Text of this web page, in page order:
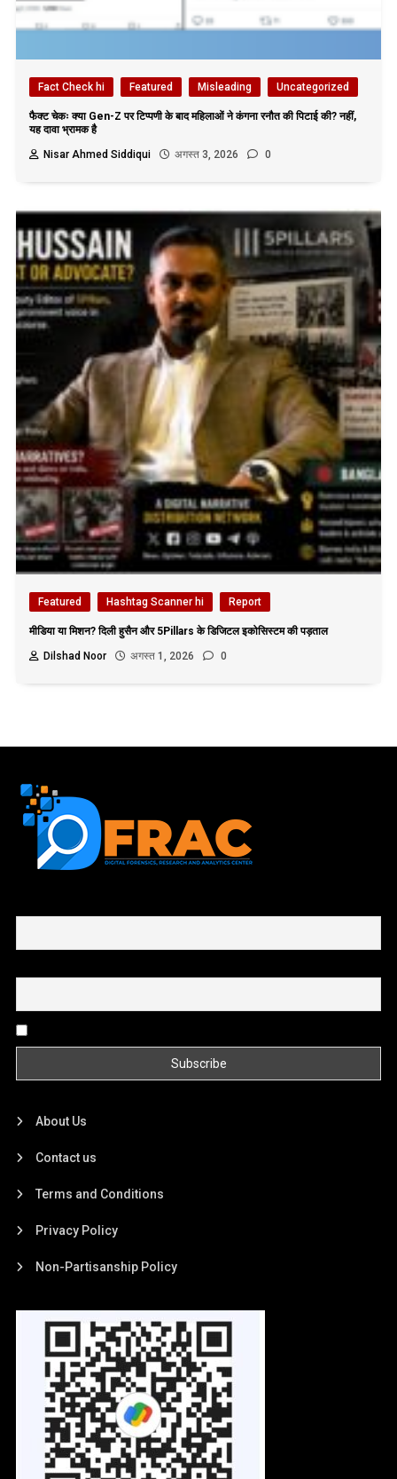
Fact Check hi Featured Misleading Uncategorized
फैक्ट चेकः क्या Gen-Z पर टिप्पणी के बाद महिलाओं ने कंगना रनौत की पिटाई की? नहीं,
यह दावा भ्रामक है
Nisar Ahmed Siddiqui
अगस्त 3, 2026 0
Featured Hashtag Scanner hi Report
मीडिया या मिशन? दिली हुसैन और 5Pillars के डिजिटल इकोसिस्टम की पड़ताल
Dilshad Noor
अगस्त 1, 2026 0
About Us
Contact us
Terms and Conditions
Privacy Policy
Non-Partisanship Policy